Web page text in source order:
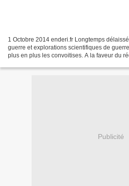
1 Octobre 2014 enderi.fr Longtemps
guerre et explorations scientifiques de
plus en plus les convoitises. A la faveur du
Publicité